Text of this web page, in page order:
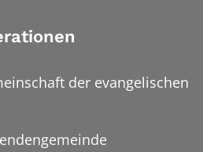
der evangelischen